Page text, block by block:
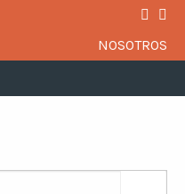
NOSOTROS